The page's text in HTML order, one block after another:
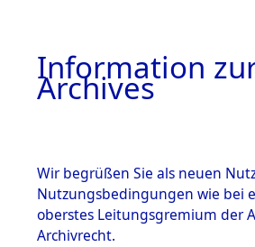
Information
Archives
Wir begrüßen Sie als neuen
Nutzungsbedingungen wie bei
oberstes Leitungsgremium der
Archivrecht.